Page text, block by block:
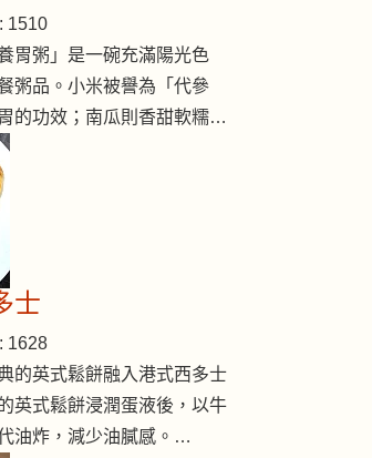
1510
胃粥」是一碗充滿陽光色
粥品。小米被譽為「代參
的功效；南瓜則香甜軟糯…
士
1628
的英式鬆餅融入港式西多士
英式鬆餅浸潤蛋液後，以牛
油炸，減少油膩感。…